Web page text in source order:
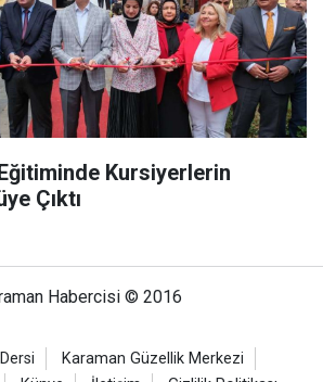
Kursiyerlerin
Çıktı
Habercisi © 2016
Karaman Güzellik Merkezi